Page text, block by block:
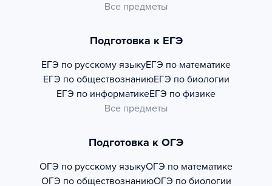
Все предметы
Подготовка к ЕГЭ
ЕГЭ по русскому языкуЕГЭ по математике
ЕГЭ по обществознаниюЕГЭ по биологии
ЕГЭ по информатикеЕГЭ по физике
Все предметы
Подготовка к ОГЭ
ОГЭ по русскому языкуОГЭ по математике
ОГЭ по обществознаниюОГЭ по биологии